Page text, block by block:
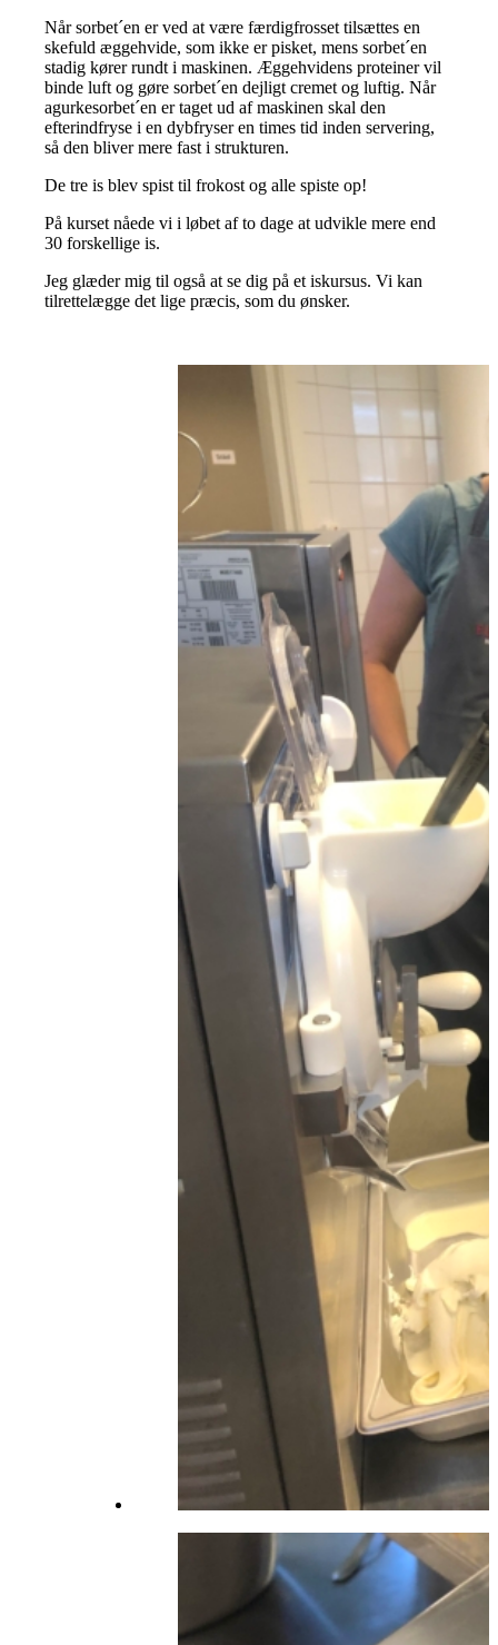
Når sorbet´en er ved at være færdigfrosset tilsættes en
skefuld æggehvide, som ikke er pisket, mens sorbet´en
stadig kører rundt i maskinen. Æggehvidens proteiner vil
binde luft og gøre sorbet´en dejligt cremet og luftig. Når
agurkesorbet´en er taget ud af maskinen skal den
efterindfryse i en dybfryser en times tid inden servering,
så den bliver mere fast i strukturen.
De tre is blev spist til frokost og alle spiste op!
På kurset nåede vi i løbet af to dage at udvikle mere end
30 forskellige is.
Jeg glæder mig til også at se dig på et iskursus. Vi kan
tilrettelægge det lige præcis, som du ønsker.